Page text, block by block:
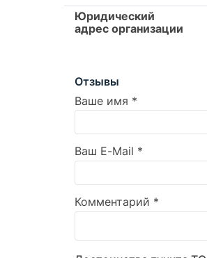
Юридический
адрес организации
Отзывы
Ваше имя *
Ваш E-Mail *
Комментарий *